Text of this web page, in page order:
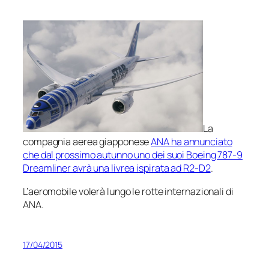
La
compagnia aerea giapponeseANA ha annunciato
che dal prossimo autunno uno dei suoi Boeing 787-9
Dreamliner avrà una livrea ispirata ad R2-D2.
L’aeromobile volerà lungo le rotte internazionali di
ANA.
17/04/2015